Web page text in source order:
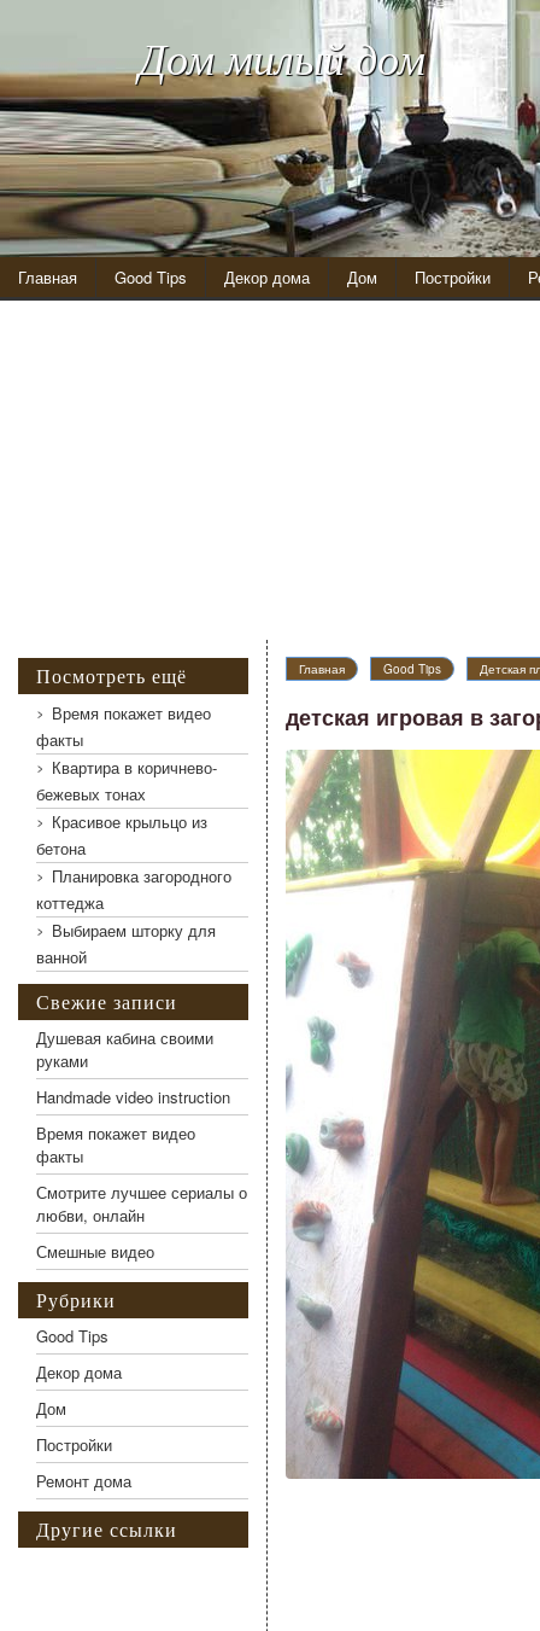
Дом милый дом
Главная Good Tips Декор дома Дом Постройки
Главная Good Tips Детская
детская игровая в
детская игровая в загородном доме
Посмотреть ещё
Время покажет видео
факты
Квартира в коричнево-
бежевых тонах
Красивое крыльцо из
бетона
Планировка загородного
коттеджа
Выбираем шторку для
ванной
Свежие записи
Душевая кабина своими
руками
Handmade video instruction
Время покажет видео
факты
Смотрите лучшее сериалы о
любви, онлайн
Смешные видео
Рубрики
Good Tips
Декор дома
Дом
Постройки
Ремонт дома
Другие ссылки